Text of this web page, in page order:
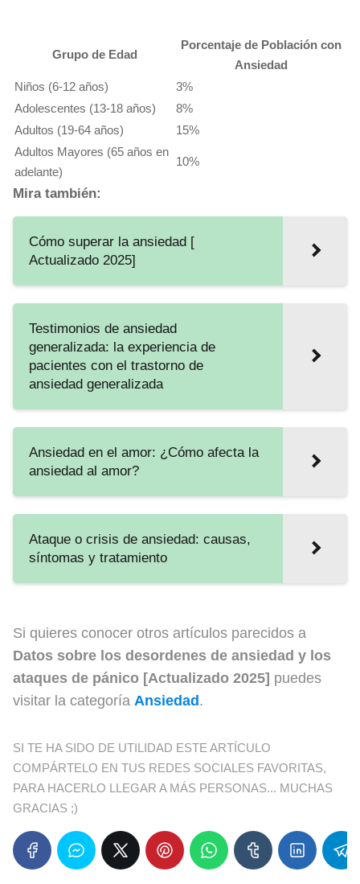
Grupo de Edad
Porcentaje de Población con
Ansiedad
Niños (6-12 años)
3%
Adolescentes (13-18 años)
8%
Adultos (19-64 años)
15%
Adultos Mayores (65 años en
adelante)
10%
Mira también:
Cómo superar la ansiedad [
Actualizado 2025]
Testimonios de ansiedad
generalizada: la experiencia de
pacientes con el trastorno de
ansiedad generalizada
Ansiedad en el amor: ¿Cómo afecta la
ansiedad al amor?
Ataque o crisis de ansiedad: causas,
síntomas y tratamiento
Si quieres conocer otros artículos parecidos a
Datos sobre los desordenes de ansiedad y los
ataques de pánico [Actualizado 2025] puedes
visitar la categoría Ansiedad.
SI TE HA SIDO DE UTILIDAD ESTE ARTÍCULO
COMPÁRTELO EN TUS REDES SOCIALES FAVORITAS,
PARA HACERLO LLEGAR A MÁS PERSONAS... MUCHAS
GRACIAS ;)